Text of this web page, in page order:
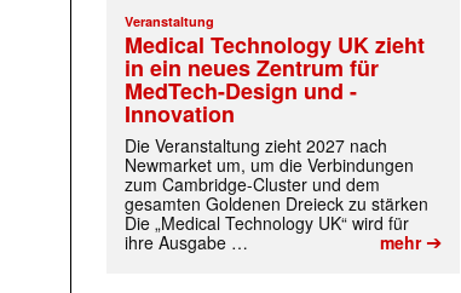
Veranstaltung
Medical Technology UK zieht
in ein neues Zentrum für
MedTech-Design und -
Innovation
Die Veranstaltung zieht 2027 nach
Newmarket um, um die Verbindungen
zum Cambridge-Cluster und dem
gesamten Goldenen Dreieck zu stärken
Die „Medical Technology UK“ wird für
ihre Ausgabe …
mehr➔